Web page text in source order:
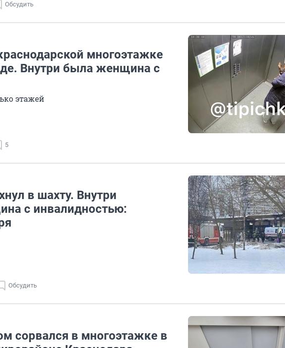
Обсудить
многоэтажке
Внутри была женщина с
этажей
5
в шахту. Внутри
с инвалидностью:
Обсудить
сорвался в многоэтажке в